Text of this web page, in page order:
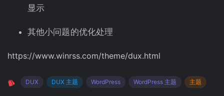
显示
其他小问题的优化处理
https://www.winrss.com/theme/dux.html
DUX DUX 主题 WordPress WordPress 主题 主题